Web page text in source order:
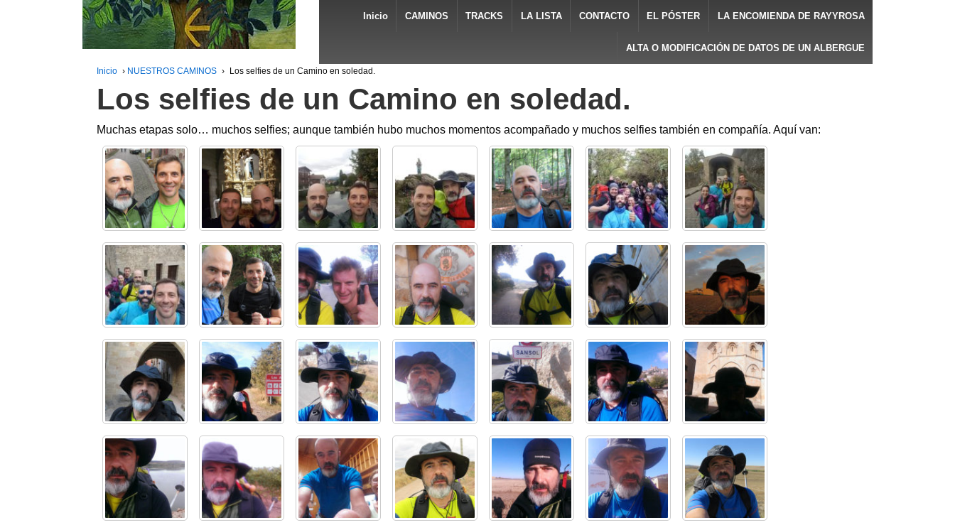
Inicio CAMINOS TRACKS LA LISTA CONTACTO EL PÓSTER LA ENCOMIENDA DE RAYYROSA
ALTA O MODIFICACIÓN DE DATOS DE UN ALBERGUE
Inicio › NUESTROS CAMINOS › Los selfies de un Camino en soledad.
Los selfies de un Camino en soledad.
Muchas etapas solo… muchos selfies; aunque también hubo muchos momentos acompañado y muchos selfies también en compañía. Aquí van: